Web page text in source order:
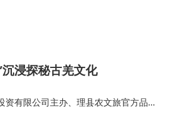
杠青年，带着百场直播、千万GMV
切换双语模式应对，却因“表演性
浸探秘古羌文化
有限公司主办、理县农文旅官方品